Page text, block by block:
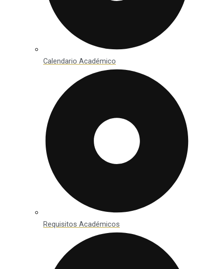
Calendario Académico
Requisitos Académicos